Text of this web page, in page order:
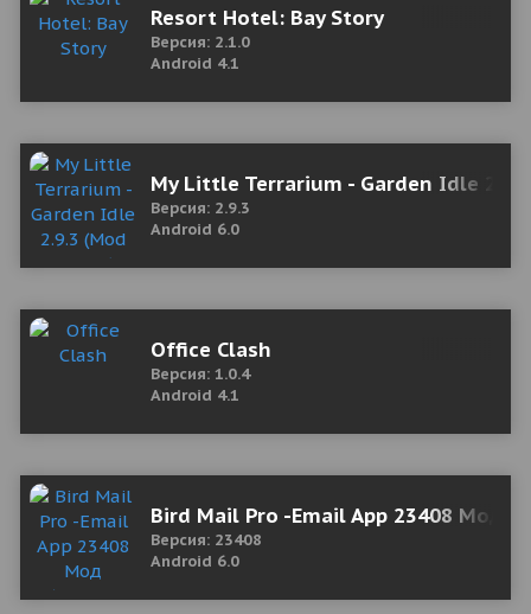
Resort Hotel: Bay Story
Версия: 2.1.0
Android 4.1
My Little Terrarium - Garden Idle
Версия: 2.9.3
Android 6.0
Office Clash
Версия: 1.0.4
Android 4.1
Bird Mail Pro -Email App 23408 Мод
Версия: 23408
Android 6.0